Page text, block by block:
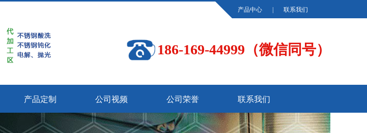
186-169-44999（微信同号）
产品中心 联系我们
产品定制 公司视频 公司荣誉 联系我们